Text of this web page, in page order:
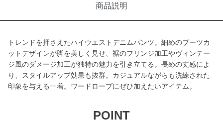
商品説明
トレンドを押さえたハイウエストデニムパンツ。細めのブーツカ
ットデザインが脚を美しく見せ、裾のフリンジ加工やヴィンテー
ジ風のダメージ加工が独特の魅力を引き立てる。長めの丈感によ
り、スタイルアップ効果も抜群。カジュアルながらも洗練された
印象を与える一着。ワードローブにぜひ加えたいアイテム。
POINT